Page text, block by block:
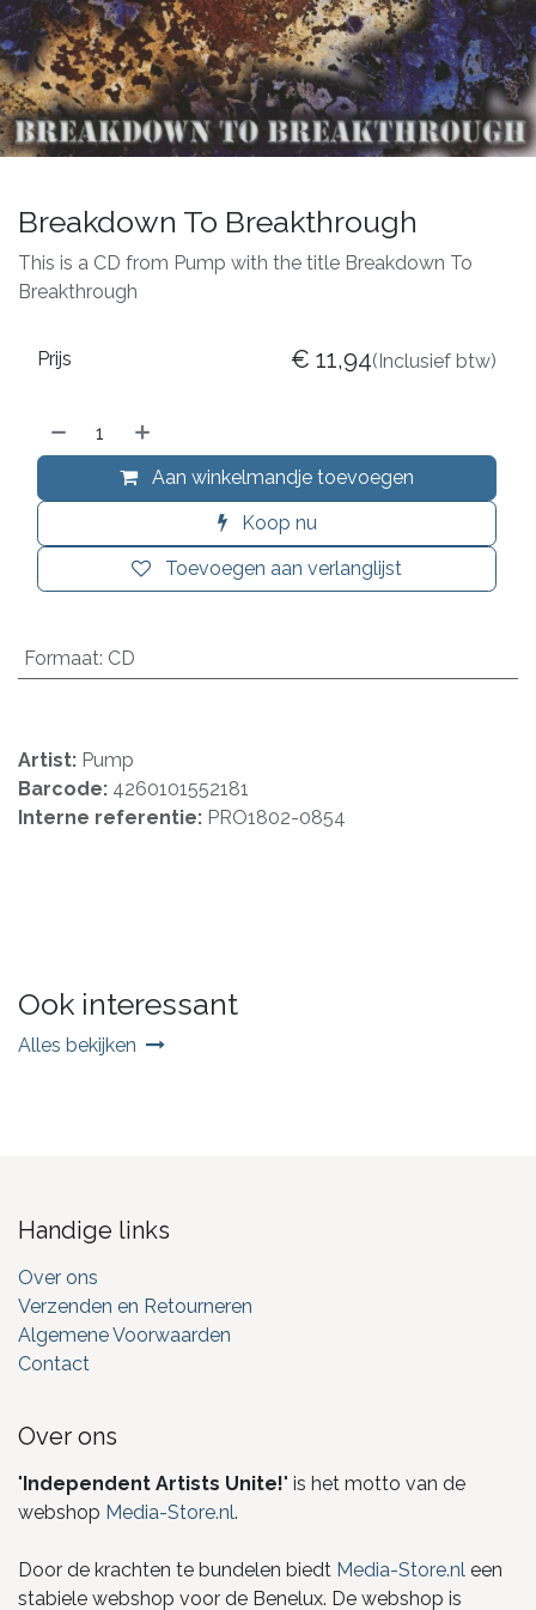
Breakdown To Breakthrough
This is a CD from Pump with the title Breakdown To
Breakthrough
Aan winkelmandje toevoegen
Koop nu
Toevoegen aan verlanglijst
Prijs € 11,94(Inclusief btw)
Formaat: CD
Artist: Pump
Barcode: 4260101552181
Interne referentie: PRO1802-0854
Ook interessant
Alles bekijken
Handige links
Over ons
Verzenden en Retourneren
Algemene Voorwaarden
Contact
Over ons
" Independent Artists Unite!" is het motto van de
webshop Media-Store.nl.
Door de krachten te bundelen biedt Media-Store.nl een
stabiele webshop voor de Benelux. De webshop is